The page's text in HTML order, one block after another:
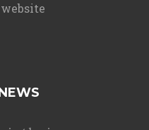
website